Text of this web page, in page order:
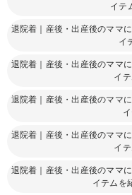
イテ
退院着｜産後・出産後のママ
イ
退院着｜産後・出産後のママ
イ
退院着｜産後・出産後のママ
退院着｜産後・出産後のママ
イ
退院着｜産後・出産後のママ
イテムを